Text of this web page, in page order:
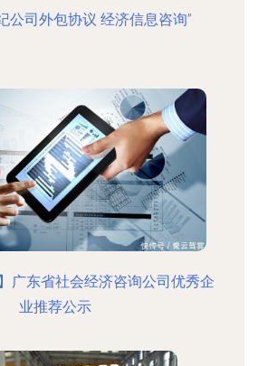
公司外包协议 经济信息咨询”
广东省社会经济咨询公司优秀企
业推荐公示